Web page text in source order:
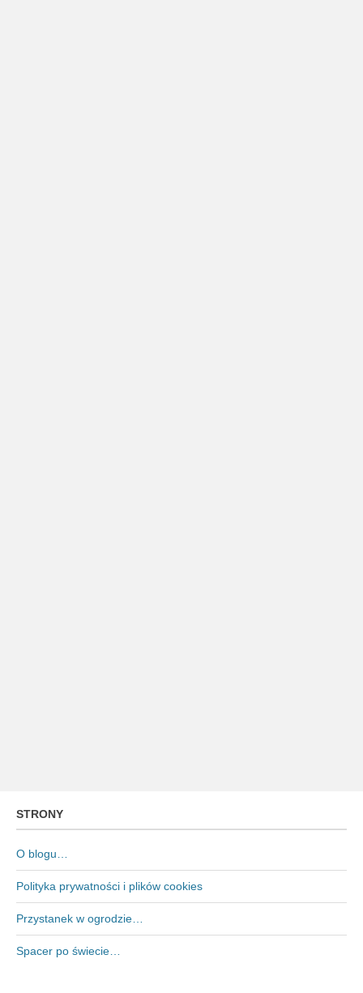
STRONY
O blogu…
Polityka prywatności i plików cookies
Przystanek w ogrodzie…
Spacer po świecie…